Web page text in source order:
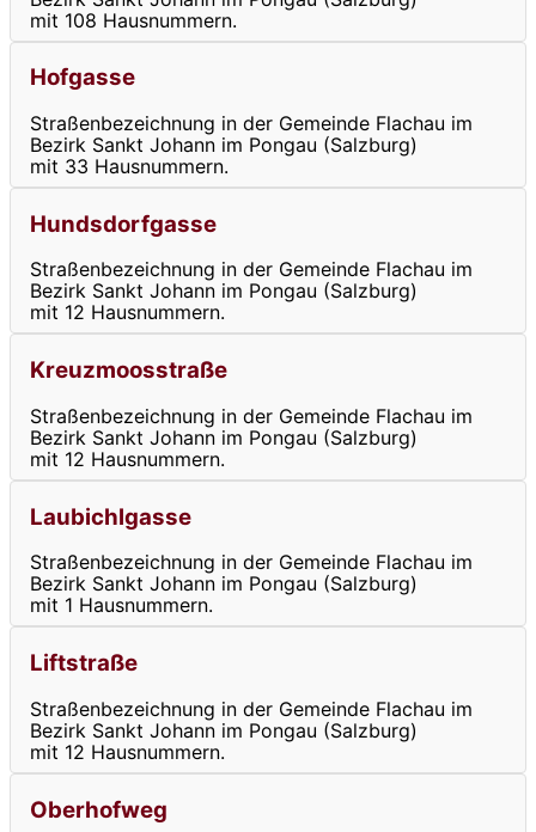
mit 108 Hausnummern.
Hofgasse
Straßenbezeichnung in der Gemeinde Flachau im
Bezirk Sankt Johann im Pongau (Salzburg)
mit 33 Hausnummern.
Hundsdorfgasse
Straßenbezeichnung in der Gemeinde Flachau im
Bezirk Sankt Johann im Pongau (Salzburg)
mit 12 Hausnummern.
Kreuzmoosstraße
Straßenbezeichnung in der Gemeinde Flachau im
Bezirk Sankt Johann im Pongau (Salzburg)
mit 12 Hausnummern.
Laubichlgasse
Straßenbezeichnung in der Gemeinde Flachau im
Bezirk Sankt Johann im Pongau (Salzburg)
mit 1 Hausnummern.
Liftstraße
Straßenbezeichnung in der Gemeinde Flachau im
Bezirk Sankt Johann im Pongau (Salzburg)
mit 12 Hausnummern.
Oberhofweg